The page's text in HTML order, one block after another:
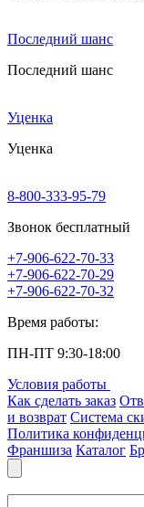
Последний шанс
Последний шанс
Уценка
Уценка
8-800-333-95-79
Звонок бесплатный
+7-906-622-70-33
+7-906-622-70-29
+7-906-622-70-32
Время работы:
ПН-ПТ 9:30-18:00
Условия работы
Как сделать заказ
и возврат Система
Политика
Франшиза Каталог